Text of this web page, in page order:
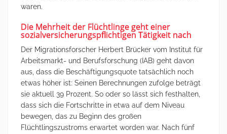
waren.
Die Mehrheit der Flüchtlinge geht einer
sozialversicherungspflichtigen Tätigkeit nach
Der Migrationsforscher Herbert Brücker vom Institut für
Arbeitsmarkt- und Berufsforschung (IAB) geht davon
aus, dass die Beschäftigungsquote tatsächlich noch
etwas höher ist: Seinen Berechnungen zufolge beträgt
sie aktuell 39 Prozent. So oder so lässt sich festhalten,
dass sich die Fortschritte in etwa auf dem Niveau
bewegen, das zu Beginn des großen
Flüchtlingszustroms erwartet worden war. Nach fünf